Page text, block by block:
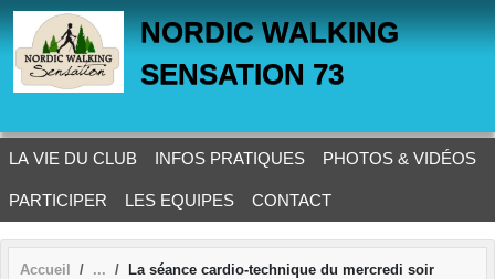
NORDIC WALKING
SENSATION 73
LA VIE DU CLUB INFOS PRATIQUES PHOTOS & VIDÉOS
PARTICIPER LES EQUIPES CONTACT
Accueil La séance cardio-technique du mercredi soir
Panneau de gestion des cookies